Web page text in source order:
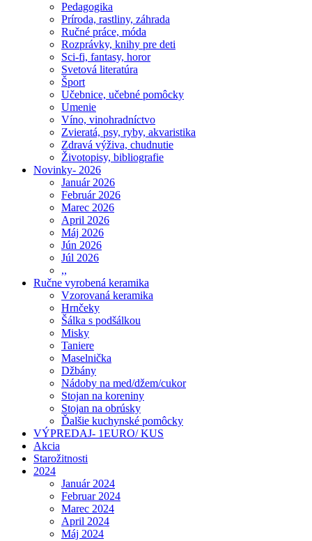
Pedagogika
Príroda, rastliny, záhrada
Ručné práce, móda
Rozprávky, knihy pre deti
Sci-fi, fantasy, horor
Svetová literatúra
Šport
Učebnice, učebné pomôcky
Umenie
Víno, vinohradníctvo
Zvieratá, psy, ryby, akvaristika
Zdravá výživa, chudnutie
Životopisy, bibliografie
Novinky- 2026
Január 2026
Február 2026
Marec 2026
April 2026
Máj 2026
Jún 2026
Júl 2026
,,
Ručne vyrobená keramika
Vzorovaná keramika
Hrnčeky
Šálka s podšálkou
Misky
Taniere
Maselnička
Džbány
Nádoby na med/džem/cukor
Stojan na koreniny
Stojan na obrúsky
Ďalšie kuchynské pomôcky
VÝPREDAJ- 1EURO/ KUS
Akcia
Starožitnosti
2024
Január 2024
Februar 2024
Marec 2024
April 2024
Máj 2024